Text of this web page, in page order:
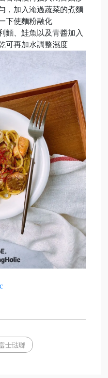
，加入淹過蔬菜的煮麵
下使麵粉融化
麵、鮭魚以及青醬加入
可再加水調整濕度
士琺瑯